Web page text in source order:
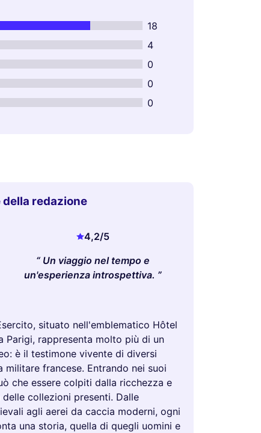
18
4
0
0
0
della redazione
4,2/5
Un viaggio nel tempo e
un'esperienza introspettiva.
situato nell'emblematico Hôtel
Parigi, rappresenta molto più di un
è il testimone vivente di diversi
militare francese. Entrando nei suoi
che essere colpiti dalla ricchezza e
collezioni presenti. Dalle
agli aerei da caccia moderni, ogni
una storia, quella di quegli uomini e